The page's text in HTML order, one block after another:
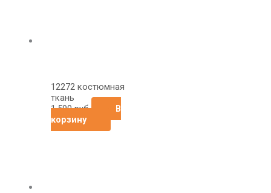
12272 костюмная
ткань
1,590руб
В
корзину